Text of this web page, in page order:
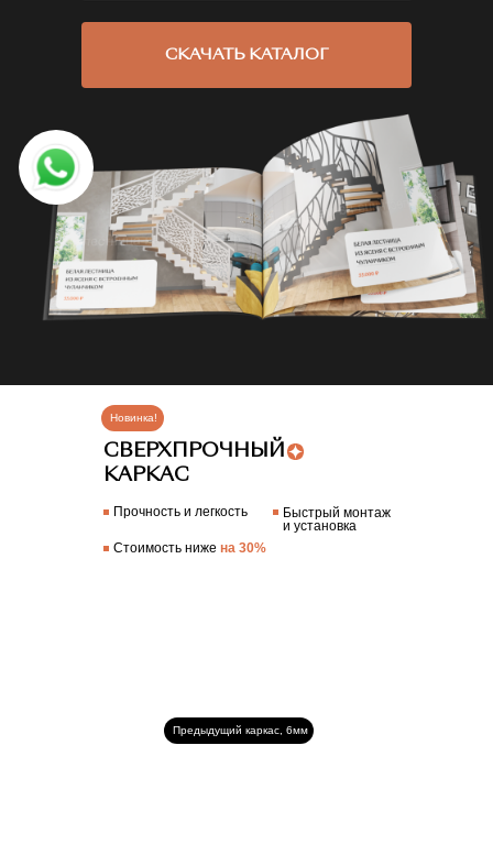
СКАЧАТЬ КАТАЛОГ
СВЕРХПРОЧНЫЙ
КАРКАС
Новинка!
Стоимость ниже на 30%
Быстрый монтаж
и установка
Прочность и легкость
Предыдущий каркас, 6мм